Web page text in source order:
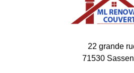
22 grande
71530